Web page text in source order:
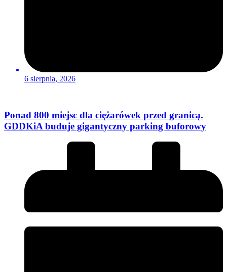
6 sierpnia, 2026
Ponad 800 miejsc dla ciężarówek przed granicą.
GDDKiA buduje gigantyczny parking buforowy